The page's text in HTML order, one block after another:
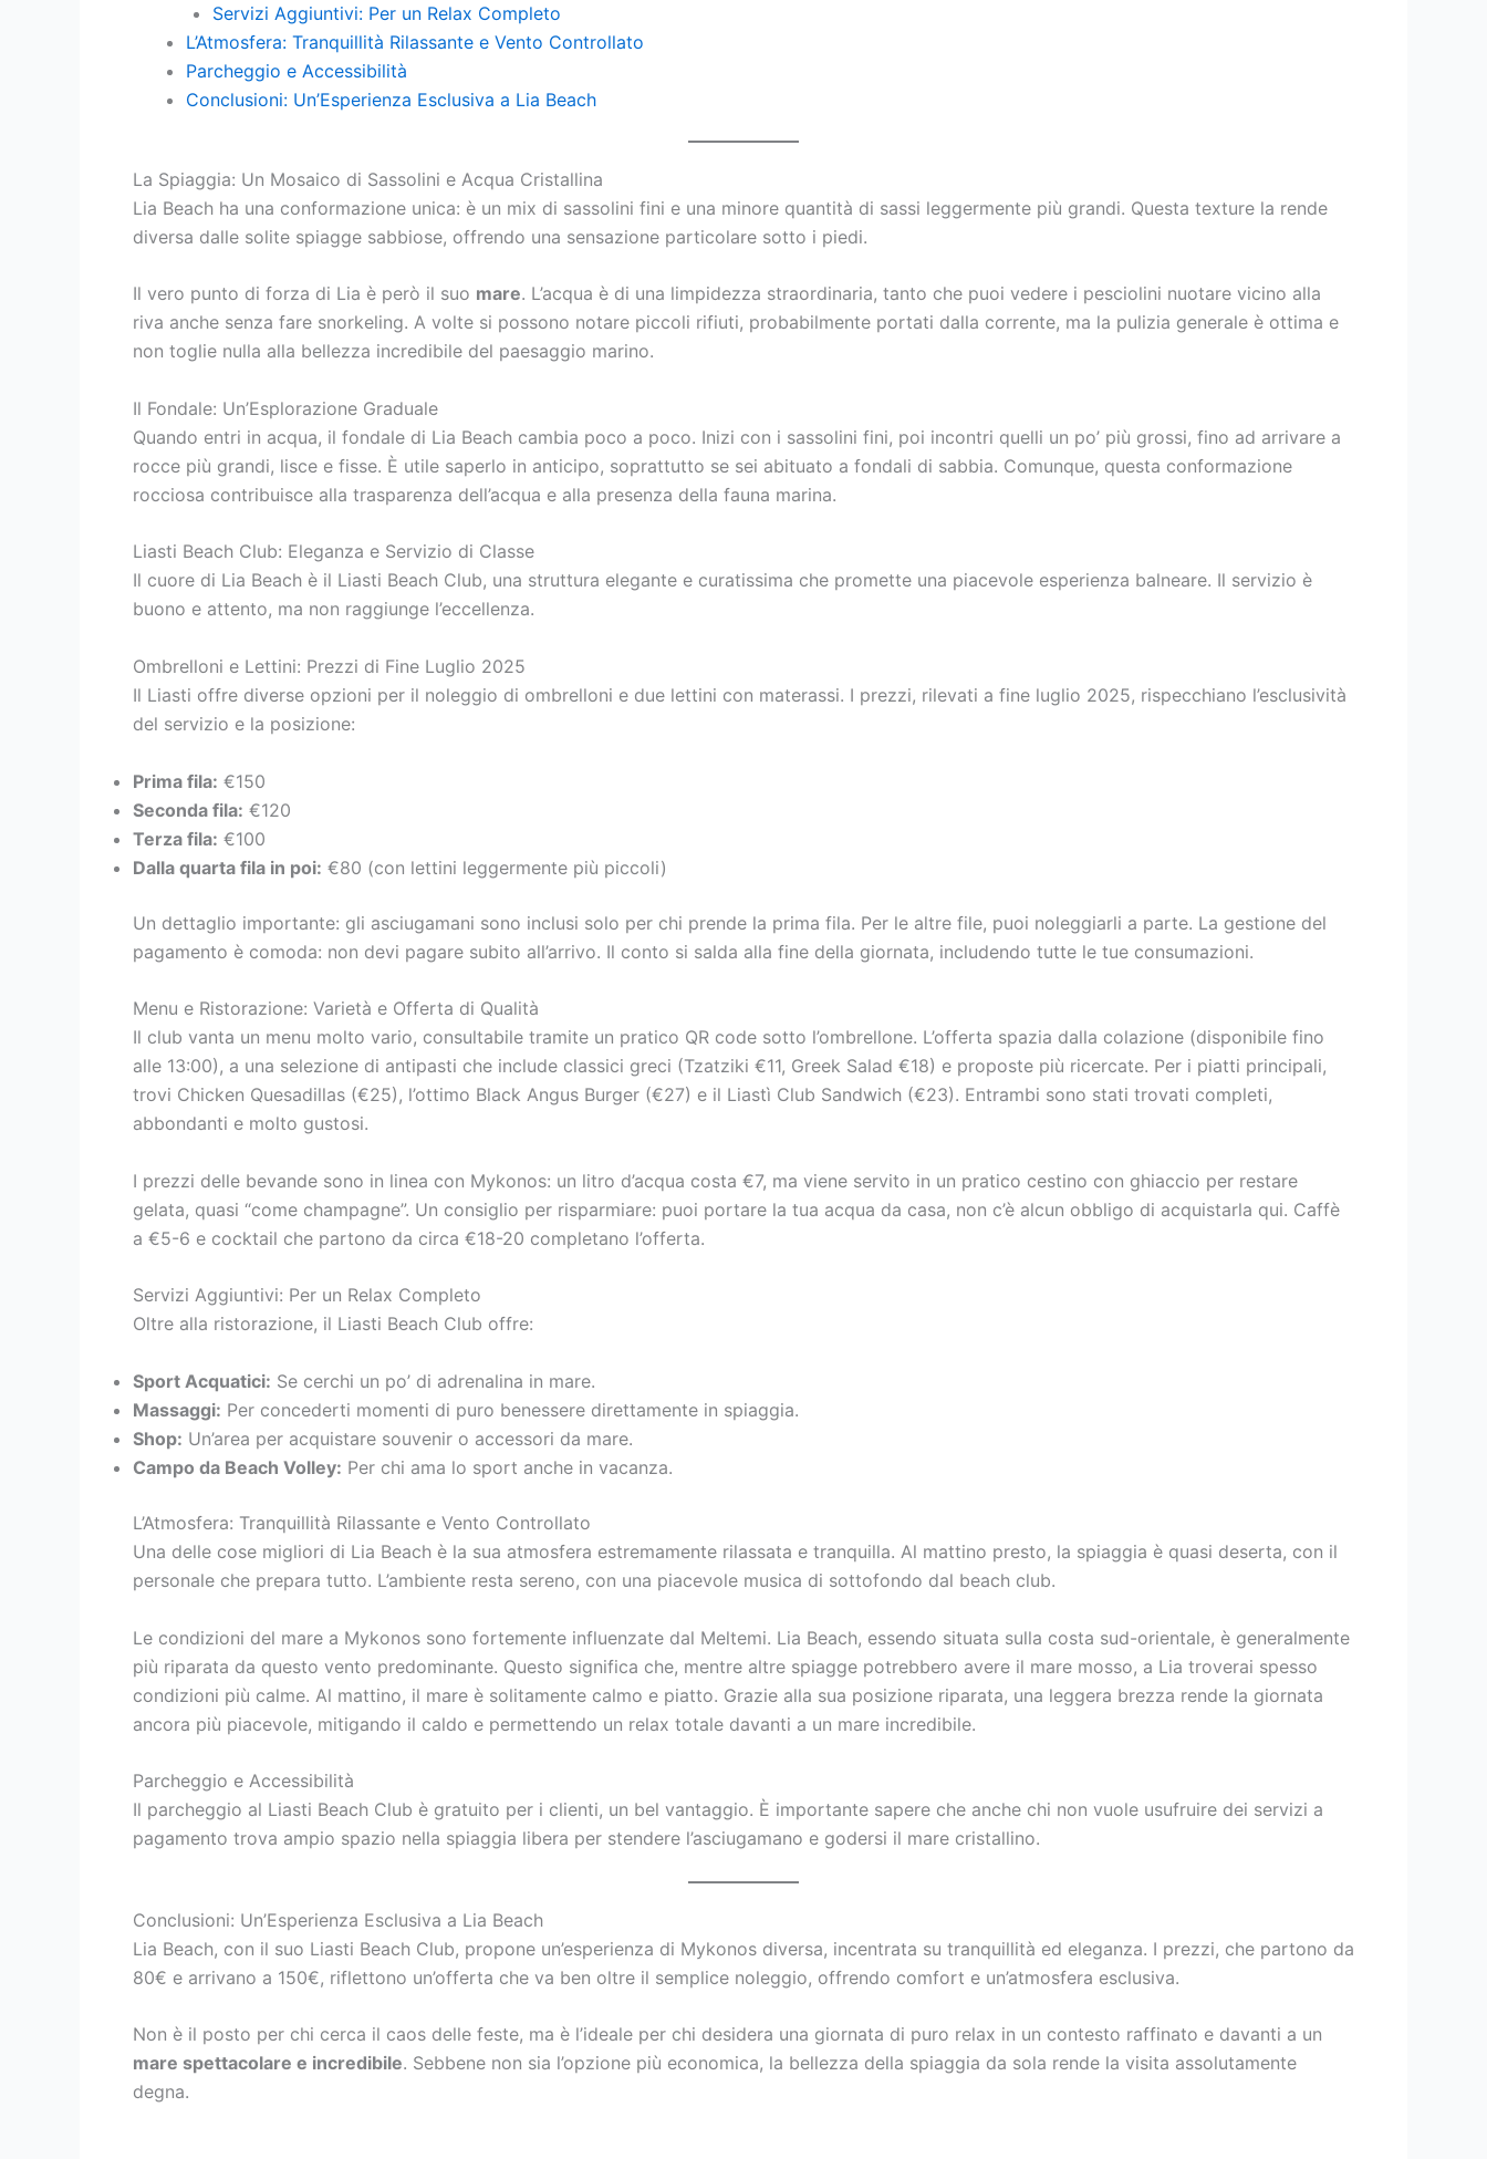
Servizi Aggiuntivi: Per un Relax Completo
L’Atmosfera: Tranquillità Rilassante e Vento Controllato
Parcheggio e Accessibilità
Conclusioni: Un’Esperienza Esclusiva a Lia Beach
La Spiaggia: Un Mosaico di Sassolini e Acqua Cristallina
Lia Beach ha una conformazione unica: è un mix di sassolini fini e una minore quantità di sassi leggermente più grandi. Questa texture la rende
diversa dalle solite spiagge sabbiose, offrendo una sensazione particolare sotto i piedi.
Il vero punto di forza di Lia è però il suo mare. L’acqua è di una limpidezza straordinaria, tanto che puoi vedere i pesciolini nuotare vicino alla
riva anche senza fare snorkeling. A volte si possono notare piccoli rifiuti, probabilmente portati dalla corrente, ma la pulizia generale è ottima e
non toglie nulla alla bellezza incredibile del paesaggio marino.
Il Fondale: Un’Esplorazione Graduale
Quando entri in acqua, il fondale di Lia Beach cambia poco a poco. Inizi con i sassolini fini, poi incontri quelli un po’ più grossi, fino ad arrivare a
rocce più grandi, lisce e fisse. È utile saperlo in anticipo, soprattutto se sei abituato a fondali di sabbia. Comunque, questa conformazione
rocciosa contribuisce alla trasparenza dell’acqua e alla presenza della fauna marina.
Liasti Beach Club: Eleganza e Servizio di Classe
Il cuore di Lia Beach è il Liasti Beach Club, una struttura elegante e curatissima che promette una piacevole esperienza balneare. Il servizio è
buono e attento, ma non raggiunge l’eccellenza.
Ombrelloni e Lettini: Prezzi di Fine Luglio 2025
Il Liasti offre diverse opzioni per il noleggio di ombrelloni e due lettini con materassi. I prezzi, rilevati a fine luglio 2025, rispecchiano l’esclusività
del servizio e la posizione:
Prima fila: €150
Seconda fila: €120
Terza fila: €100
Dalla quarta fila in poi: €80 (con lettini leggermente più piccoli)
Un dettaglio importante: gli asciugamani sono inclusi solo per chi prende la prima fila. Per le altre file, puoi noleggiarli a parte. La gestione del
pagamento è comoda: non devi pagare subito all’arrivo. Il conto si salda alla fine della giornata, includendo tutte le tue consumazioni.
Menu e Ristorazione: Varietà e Offerta di Qualità
Il club vanta un menu molto vario, consultabile tramite un pratico QR code sotto l’ombrellone. L’offerta spazia dalla colazione (disponibile fino
alle 13:00), a una selezione di antipasti che include classici greci (Tzatziki €11, Greek Salad €18) e proposte più ricercate. Per i piatti principali,
trovi Chicken Quesadillas (€25), l’ottimo Black Angus Burger (€27) e il Liastì Club Sandwich (€23). Entrambi sono stati trovati completi,
abbondanti e molto gustosi.
I prezzi delle bevande sono in linea con Mykonos: un litro d’acqua costa €7, ma viene servito in un pratico cestino con ghiaccio per restare
gelata, quasi “come champagne”. Un consiglio per risparmiare: puoi portare la tua acqua da casa, non c’è alcun obbligo di acquistarla qui. Caffè
a €5-6 e cocktail che partono da circa €18-20 completano l’offerta.
Servizi Aggiuntivi: Per un Relax Completo
Oltre alla ristorazione, il Liasti Beach Club offre:
Sport Acquatici: Se cerchi un po’ di adrenalina in mare.
Massaggi: Per concederti momenti di puro benessere direttamente in spiaggia.
Shop: Un’area per acquistare souvenir o accessori da mare.
Campo da Beach Volley: Per chi ama lo sport anche in vacanza.
L’Atmosfera: Tranquillità Rilassante e Vento Controllato
Una delle cose migliori di Lia Beach è la sua atmosfera estremamente rilassata e tranquilla. Al mattino presto, la spiaggia è quasi deserta, con il
personale che prepara tutto. L’ambiente resta sereno, con una piacevole musica di sottofondo dal beach club.
Le condizioni del mare a Mykonos sono fortemente influenzate dal Meltemi. Lia Beach, essendo situata sulla costa sud-orientale, è generalmente
più riparata da questo vento predominante. Questo significa che, mentre altre spiagge potrebbero avere il mare mosso, a Lia troverai spesso
condizioni più calme. Al mattino, il mare è solitamente calmo e piatto. Grazie alla sua posizione riparata, una leggera brezza rende la giornata
ancora più piacevole, mitigando il caldo e permettendo un relax totale davanti a un mare incredibile.
Parcheggio e Accessibilità
Il parcheggio al Liasti Beach Club è gratuito per i clienti, un bel vantaggio. È importante sapere che anche chi non vuole usufruire dei servizi a
pagamento trova ampio spazio nella spiaggia libera per stendere l’asciugamano e godersi il mare cristallino.
Conclusioni: Un’Esperienza Esclusiva a Lia Beach
Lia Beach, con il suo Liasti Beach Club, propone un’esperienza di Mykonos diversa, incentrata su tranquillità ed eleganza. I prezzi, che partono da
80€ e arrivano a 150€, riflettono un’offerta che va ben oltre il semplice noleggio, offrendo comfort e un’atmosfera esclusiva.
Non è il posto per chi cerca il caos delle feste, ma è l’ideale per chi desidera una giornata di puro relax in un contesto raffinato e davanti a un
mare spettacolare e incredibile. Sebbene non sia l’opzione più economica, la bellezza della spiaggia da sola rende la visita assolutamente
degna.